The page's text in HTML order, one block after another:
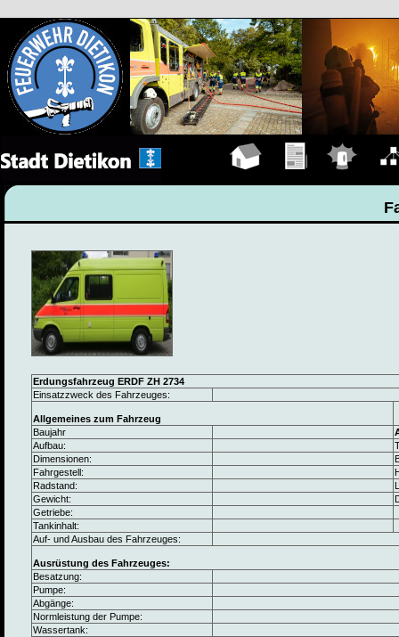
Erdungsfahrzeug ERDF ZH 2734
Einsatzzweck des Fahrzeuges:
Allgemeines zum Fahrzeug
Baujahr
Aufbau:
Dimensionen:
Fahrgestell:
Radstand:
Gewicht:
Getriebe:
Tankinhalt:
Auf- und Ausbau des Fahrzeuges:
Ausrüstung des Fahrzeuges:
Besatzung:
Pumpe:
Abgänge:
Normleistung der Pumpe:
Wassertank: